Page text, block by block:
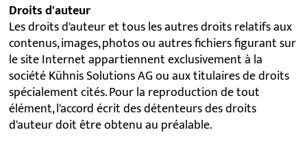
Droits d'auteur
Les droits d'auteur et tous les autres droits relatifs aux
contenus, images, photos ou autres fichiers figurant sur
le site Internet appartiennent exclusivement à la
société Kühnis Solutions AG ou aux titulaires de droits
spécialement cités. Pour la reproduction de tout
élément, l'accord écrit des détenteurs des droits
d'auteur doit être obtenu au préalable.